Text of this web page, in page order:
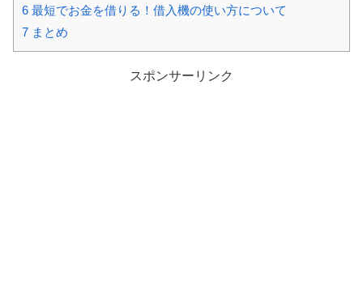
6 最短でお金を借りる！借入機の使い方について
7 まとめ
スポンサーリンク